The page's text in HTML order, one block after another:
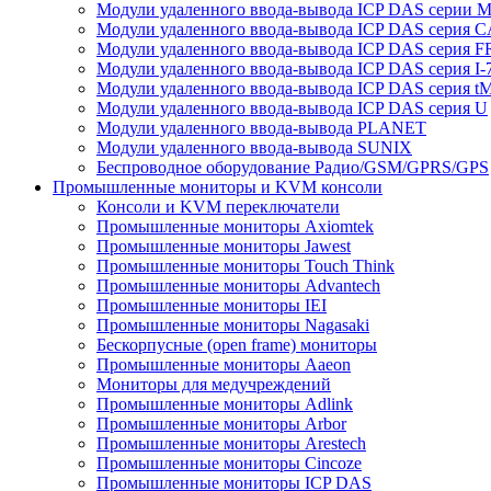
Модули удаленного ввода-вывода ICP DAS серии M
Модули удаленного ввода-вывода ICP DAS серия
Модули удаленного ввода-вывода ICP DAS серия
Модули удаленного ввода-вывода ICP DAS серия I-
Модули удаленного ввода-вывода ICP DAS серия
Модули удаленного ввода-вывода ICP DAS серия U
Модули удаленного ввода-вывода PLANET
Модули удаленного ввода-вывода SUNIX
Беспроводное оборудование Радио/GSM/GPRS/GPS
Промышленные мониторы и KVM консоли
Консоли и KVM переключатели
Промышленные мониторы Axiomtek
Промышленные мониторы Jawest
Промышленные мониторы Touch Think
Промышленные мониторы Advantech
Промышленные мониторы IEI
Промышленные мониторы Nagasaki
Бескорпусные (open frame) мониторы
Промышленные мониторы Aaeon
Мониторы для медучреждений
Промышленные мониторы Adlink
Промышленные мониторы Arbor
Промышленные мониторы Arestech
Промышленные мониторы Cincoze
Промышленные мониторы ICP DAS